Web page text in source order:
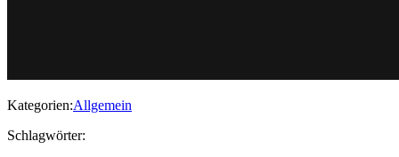
Kategorien:Allgemein
Schlagwörter: